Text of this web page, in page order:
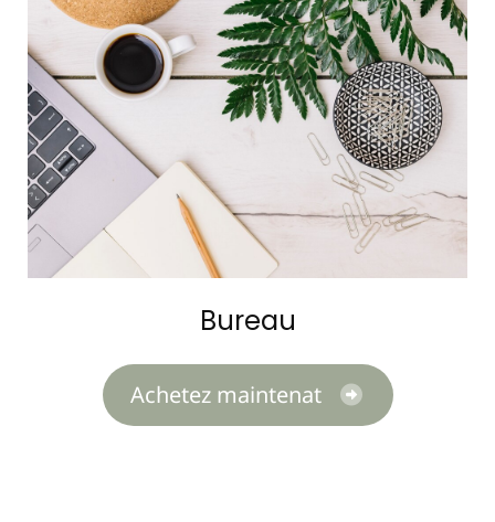
Bureau
Achetez maintenat